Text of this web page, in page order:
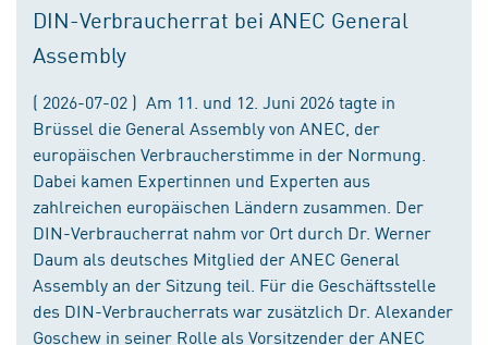
DIN-Verbraucherrat bei ANEC General
Assembly
( 2026-07-02 ) Am 11. und 12. Juni 2026 tagte in
Brüssel die General Assembly von ANEC, der
europäischen Verbraucherstimme in der Normung.
Dabei kamen Expertinnen und Experten aus
zahlreichen europäischen Ländern zusammen. Der
DIN-Verbraucherrat nahm vor Ort durch Dr. Werner
Daum als deutsches Mitglied der ANEC General
Assembly an der Sitzung teil. Für die Geschäftsstelle
des DIN-Verbraucherrats war zusätzlich Dr. Alexander
Goschew in seiner Rolle als Vorsitzender der ANEC